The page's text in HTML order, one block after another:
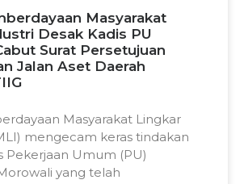
Masyarakat
Desak Kadis PU
Surat Persetujuan
Jalan Aset Daerah
Masyarakat Lingkar
mengecam keras tindakan
Pekerjaan Umum (PU)
yang telah